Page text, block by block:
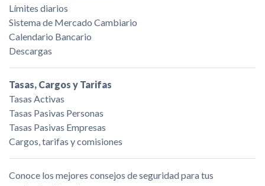
Límites diarios
Sistema de Mercado Cambiario
Calendario Bancario
Descargas
Tasas, Cargos y Tarifas
Tasas Activas
Tasas Pasivas Personas
Tasas Pasivas Empresas
Cargos, tarifas y comisiones
Conoce los mejores consejos de seguridad para tus